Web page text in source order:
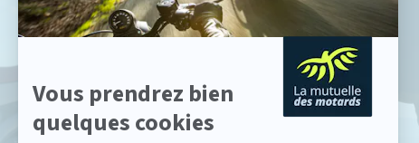
Vous prendrez bien
quelques cookies